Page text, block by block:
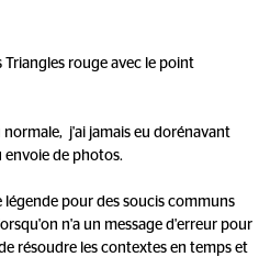
Triangles rouge avec le point
normale, j'ai jamais eu dorénavant
envoie de photos.
pour des soucis communs
n'a un message d'erreur pour
résoudre les contextes en temps et